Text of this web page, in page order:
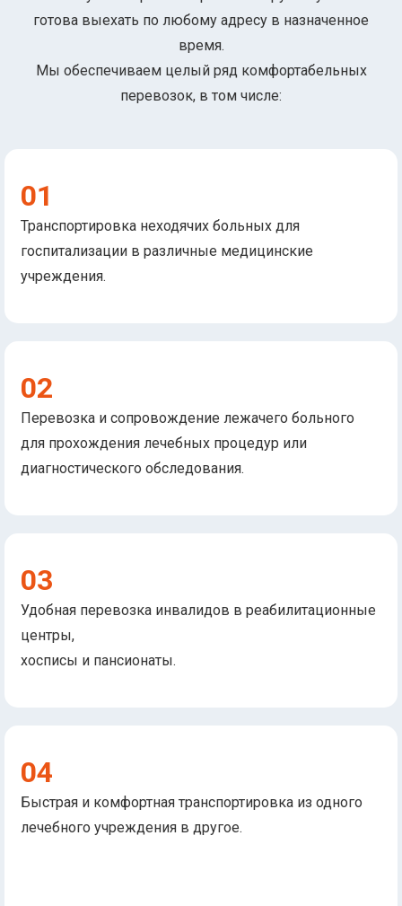
готова выехать по любому адресу в назначенное
время.
Мы обеспечиваем целый ряд комфортабельных
перевозок, в том числе:
01
Транспортировка неходячих больных для
госпитализации в различные медицинские
учреждения.
02
Перевозка и сопровождение лежачего больного
для прохождения лечебных процедур или
диагностического обследования.
03
Удобная перевозка инвалидов в реабилитационные
центры,
хосписы и пансионаты.
04
Быстрая и комфортная транспортировка из одного
лечебного учреждения в другое.